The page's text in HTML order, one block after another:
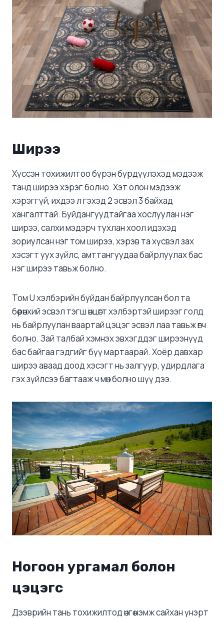
Ширээ
Хүссэн тохижилтоо бүрэн бүрдүүлэхэд мэдээж
танд ширээ хэрэг болно. Хэт олон мэдээж
хэрэггүй, ихдээ л гэхэд 2 эсвэл 3 байхад
хангалттай. Буйдангуудтайгаа хослуулан нэг
ширээ, салхи мэдэрч тухлан хоол идэхэд
зориулсан нэг том ширээ, хэрэв та хүсвэл зах
хэсэгт уух зүйлс, амттангуудаа байрлуулах бас
нэг ширээ тавьж болно.
Том U хэлбэрийн буйдан байрлуулсан бол та
бөөрөнхий эсвэл тэгш өнцөгт хэлбэртэй ширээг голд
нь байрлуулан ваартай цэцэг эсвэл лаа тавьж өгч
болно. Зай талбай хэмнэх эвхэгддэг ширээнүүд
бас байгаа гэдгийг бүү мартаарай. Хоёр давхар
ширээ аваад доод хэсэгт нь залгуур, удирдлага
гэх зүйлсээ багтааж ч мөн болно шүү дээ.
Ногоон ургамал болон
цэцэгс
Дээврийн тань тохижилтод өнгө нэмж сайхан үнэрт